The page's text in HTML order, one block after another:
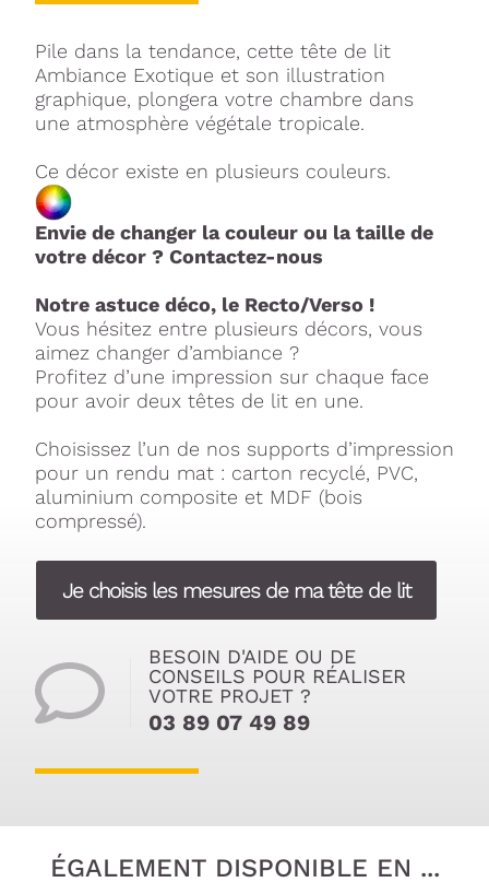
Pile dans la tendance, cette tête de lit
Ambiance Exotique et son illustration
graphique, plongera votre chambre dans
une atmosphère végétale tropicale.
Ce décor existe en plusieurs couleurs.
Envie de changer la couleur ou la taille de
votre décor ? Contactez-nous
Notre astuce déco, le Recto/Verso !
Vous hésitez entre plusieurs décors, vous
aimez changer d’ambiance ?
Profitez d’une impression sur chaque face
pour avoir deux têtes de lit en une.
Choisissez l’un de nos supports d’impression
pour un rendu mat : carton recyclé, PVC,
aluminium composite et MDF (bois
compressé).
Je choisis les mesures de ma tête de lit
BESOIN D'AIDE OU DE
CONSEILS POUR RÉALISER
VOTRE PROJET ?
03 89 07 49 89
ÉGALEMENT DISPONIBLE EN ...